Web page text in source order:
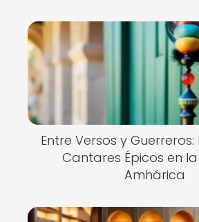
Entre Versos y Guerreros:
Cantares Épicos en
Amhárica